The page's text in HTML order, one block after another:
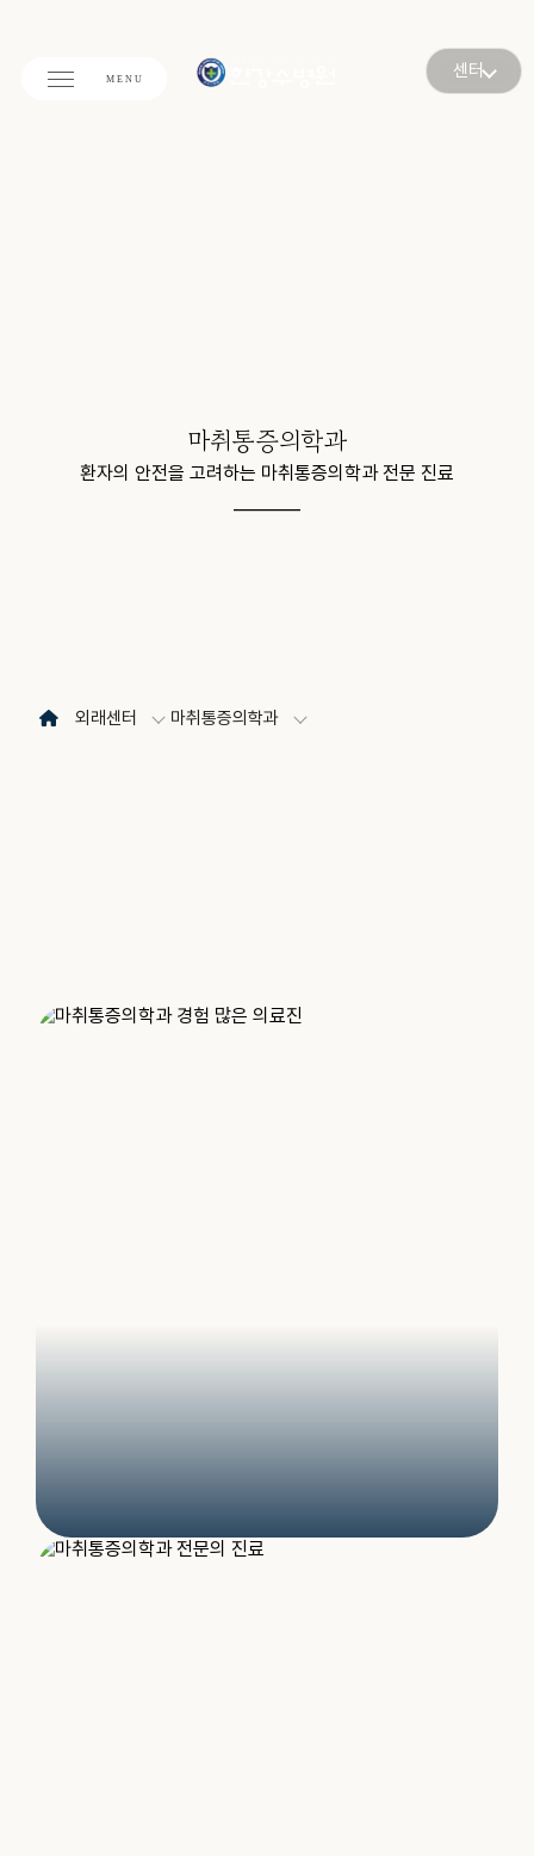
센터
마취통증의학과
환자의 안전을 고려하는 마취통증의학과 전문 진료
외래센터 마취통증의학과